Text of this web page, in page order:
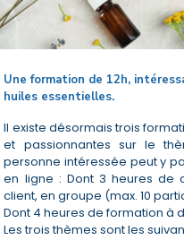
Une formation de 12h,
huiles essentielles.
Il existe désormais trois
et passionnantes sur le
personne intéressée peut y
en ligne : Dont 3 heures de
client, en groupe (max. 10
Dont 4 heures de formation à
Les trois thèmes sont les